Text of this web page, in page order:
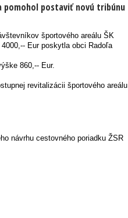
pomohol postaviť novú tribúnu
športového areálu ŠK
Eur poskytla obci Radoľa
860,-- Eur.
revitalizácii športového areálu
návrhu cestovného poriadku ŽSR